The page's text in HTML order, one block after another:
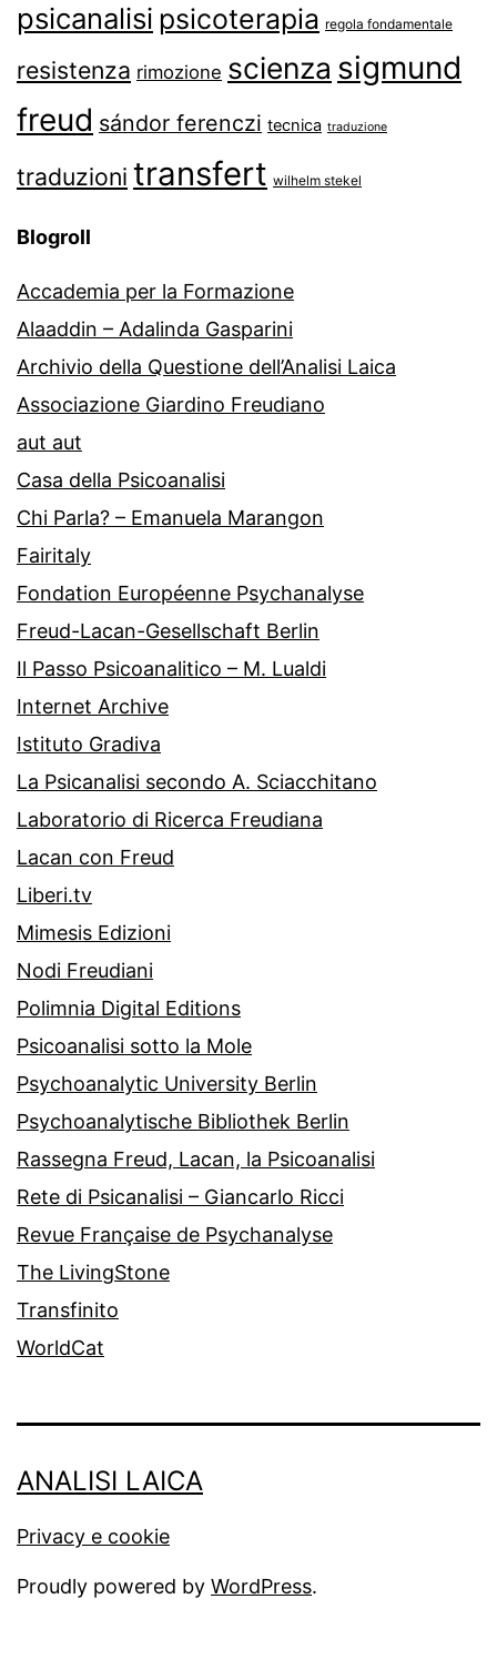
psicanalisi psicoterapia regola fondamentale
resistenza rimozione scienza sigmund
freud sándor ferenczi tecnica traduzione
traduzioni transfert wilhelm stekel
Blogroll
Accademia per la Formazione
Alaaddin – Adalinda Gasparini
Archivio della Questione dell’Analisi Laica
Associazione Giardino Freudiano
aut aut
Casa della Psicoanalisi
Chi Parla? – Emanuela Marangon
Fairitaly
Fondation Européenne Psychanalyse
Freud-Lacan-Gesellschaft Berlin
Il Passo Psicoanalitico – M. Lualdi
Internet Archive
Istituto Gradiva
La Psicanalisi secondo A. Sciacchitano
Laboratorio di Ricerca Freudiana
Lacan con Freud
Liberi.tv
Mimesis Edizioni
Nodi Freudiani
Polimnia Digital Editions
Psicoanalisi sotto la Mole
Psychoanalytic University Berlin
Psychoanalytische Bibliothek Berlin
Rassegna Freud, Lacan, la Psicoanalisi
Rete di Psicanalisi – Giancarlo Ricci
Revue Française de Psychanalyse
The LivingStone
Transfinito
WorldCat
ANALISI LAICA
Privacy e cookie
Proudly powered by WordPress.